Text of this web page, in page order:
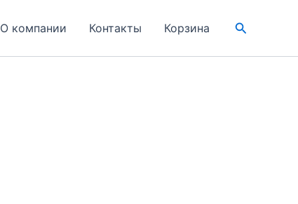
О компании Контакты Корзина Поиск